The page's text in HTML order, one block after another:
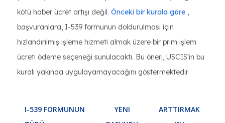
kötü haber ücret artışı değil. Önceki bir kurala göre ,
başvuranlara, I-539 formunun doldurulması için
hızlandırılmış işleme hizmeti almak üzere bir prim işlem
ücreti ödeme seçeneği sunulacaktı. Bu öneri, USCIS'in bu
kuralı yakında uygulayamayacağını göstermektedir.
I-539 FORMUNUN
YENI
ARTTIRMAK